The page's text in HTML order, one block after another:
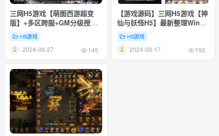
三网H5游戏【萌图西游超变
版】+多区跨服+GM分级授权
后台+简易安卓APP+Linux一
键全自动搭建脚本+Linux手工
服务端+详细搭建教程
H5游戏
2024-09-27 145
【游戏源码】三网H5游戏【神
仙与妖怪H5】最新整理Win一
键服务端+多区跨服+GM授权
后台+详细搭建教程
H5游戏
2024-09-17 192